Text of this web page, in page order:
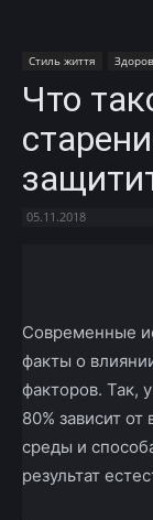
Стиль життя
Что
05.11.2018
Современные
факты о
факторов. Так,
80% зависит
среды и
результат